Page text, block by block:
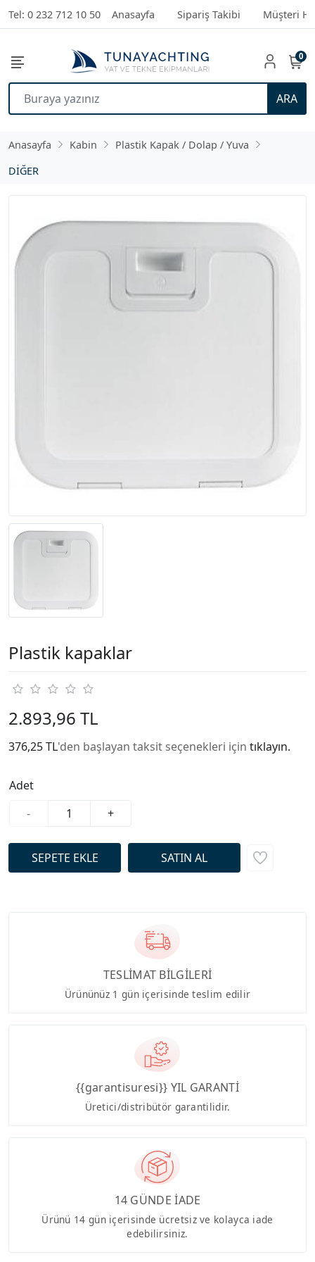
Tel: 0 232 712 10 50 Anasayfa Sipariş Takibi Müşteri
ARA
0
Anasayfa Kabin
Plastik Kapak / Dolap / Yuva
DİĞER
Plastik kapaklar
2.893,96 TL
376,25 TL'den başlayan taksit seçenekleri için tıklayın.
Adet
-
+
TESLİMAT BİLGİLERİ
Ürününüz 1 gün içerisinde teslim edilir
{{garantisuresi}} YIL GARANTİ
Üretici/distribütör garantilidir.
14 GÜNDE İADE
Ürünü 14 gün içerisinde ücretsiz ve kolayca iade
edebilirsiniz.